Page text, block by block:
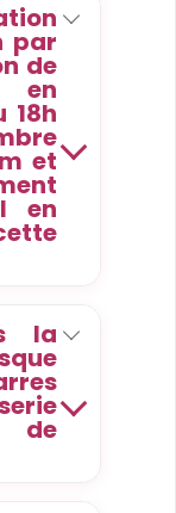
par
de
en
18h
et
en
la
de